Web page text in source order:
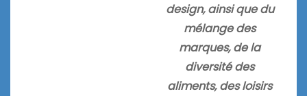
design, ainsi que du
mélange des
marques, de la
diversité des
aliments, des loisirs